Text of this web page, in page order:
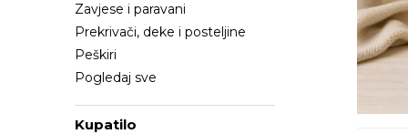
Zavjese i paravani
Prekrivači, deke i posteljine
Peškiri
Pogledaj sve
Kupatilo